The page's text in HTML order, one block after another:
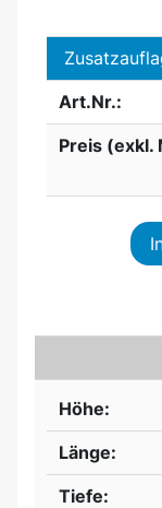
Art.Nr.:
Preis (exkl.
Höhe:
Länge:
Tiefe: